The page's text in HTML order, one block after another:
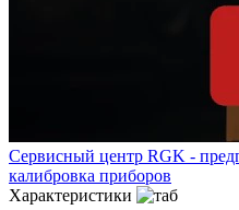
Сервисный центр RGK -
калибровка приборов
Характеристики